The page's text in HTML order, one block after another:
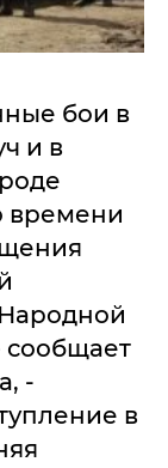
бои в
и в
времени
сообщает
-
в